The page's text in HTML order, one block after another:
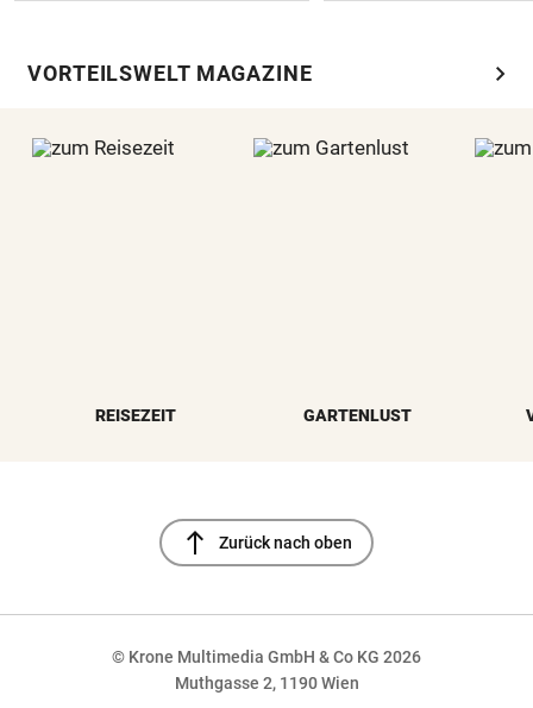
VORTEILSWELT MAGAZINE chevron_right
REISEZEIT GARTENLUST
north Zurück nach oben
© Krone Multimedia GmbH & Co KG 2026
Muthgasse 2, 1190 Wien